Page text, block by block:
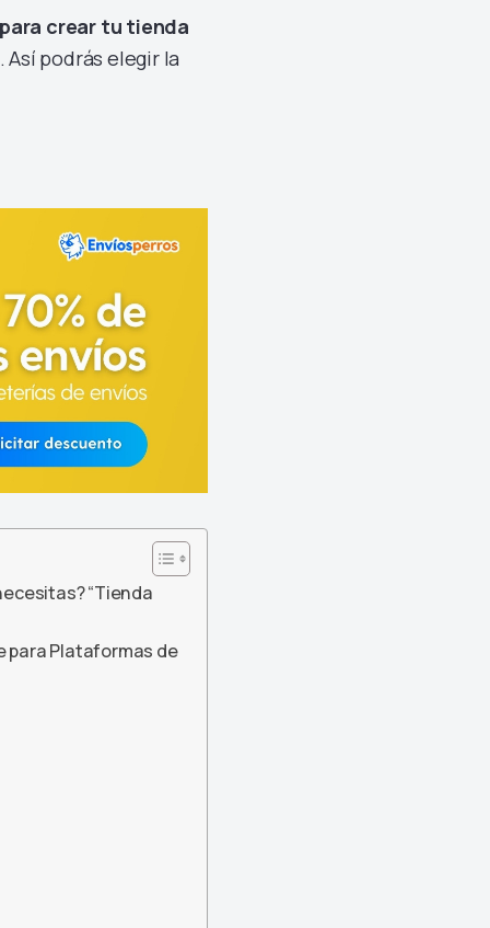
crear tu tienda
podrás elegir la
“Tienda
para Plataformas de